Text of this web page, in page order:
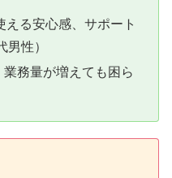
える安心感、サポート
男性）
業務量が増えても困ら